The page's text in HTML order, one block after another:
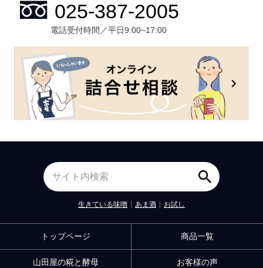
電話受付時間／平日9:00~17:00
生きている味噌 あま酒 お試し
トップページ 商品一覧
山田屋の糀と酵母 お客様の声